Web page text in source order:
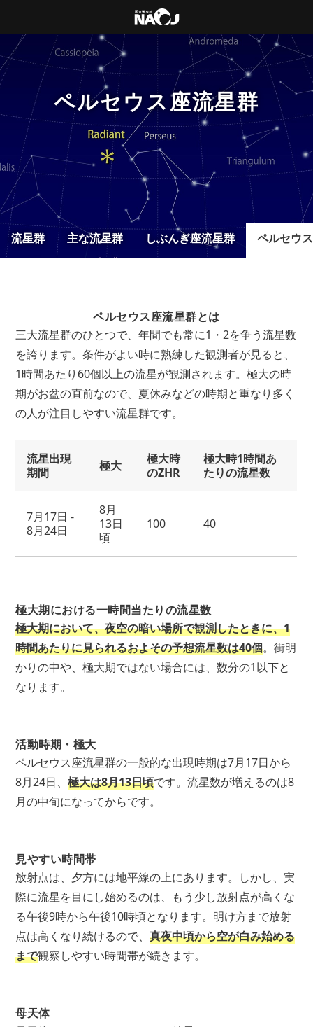
ペルセウス座流星群
流星群 主な流星群 しぶんぎ座流星群 ペルセウ
ペルセウス座流星群とは
三大流星群のひとつで、年間でも常に1・2を争う流星数
を誇ります。条件がよい時に熟練した観測者が見ると、
1時間あたり60個以上の流星が観測されます。極大の時
期がお盆の直前なので、夏休みなどの時期と重なり多く
の人が注目しやすい流星群です。
流星出現
期間
極大
極大時
のZHR
極大時1時間あ
たりの流星数
7月17日 -
8月24日
8月
13日
頃
100 40
極大期における一時間当たりの流星数
極大期において、夜空の暗い場所で観測したときに、1
時間あたりに見られるおよその予想流星数は40個。街明
かりの中や、極大期ではない場合には、数分の1以下と
なります。
活動時期・極大
ペルセウス座流星群の一般的な出現時期は7月17日から
8月24日、極大は8月13日頃です。流星数が増えるのは8
月の中旬になってからです。
見やすい時間帯
放射点は、夕方には地平線の上にあります。しかし、実
際に流星を目にし始めるのは、もう少し放射点が高くな
る午後9時から午後10時頃となります。明け方まで放射
点は高くなり続けるので、真夜中頃から空が白み始める
まで観察しやすい時間帯が続きます。
母天体